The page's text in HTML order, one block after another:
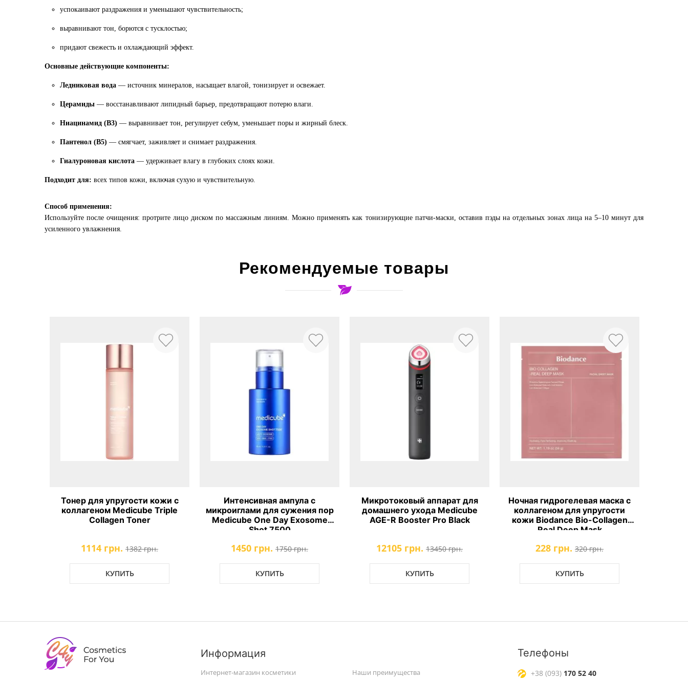
успокаивают раздражения и уменьшают чувствительность;
выравнивают тон, борются с тусклостью;
придают свежесть и охлаждающий эффект.
Основные действующие компоненты:
Ледниковая вода — источник минералов, насыщает влагой, тонизирует и освежает.
Церамиды — восстанавливают липидный барьер, предотвращают потерю влаги.
Ниацинамид (B3) — выравнивает тон, регулирует себум, уменьшает поры и жирный блеск.
Пантенол (B5) — смягчает, заживляет и снимает раздражения.
Гиалуроновая кислота — удерживает влагу в глубоких слоях кожи.
Подходит для: всех типов кожи, включая сухую и чувствительную.
Способ применения:
Используйте после очищения: протрите лицо диском по массажным линиям. Можно применять как тонизирующие патчи-маски, оставив пэды на отдельных зонах лица на 5–10 минут для
усиленного увлажнения.
Рекомендуемые товары
Тонер для упругости кожи с
коллагеном Medicube Triple
Collagen Toner
1114 грн. 1382 грн.
КУПИТЬ
Интенсивная ампула с
микроиглами для сужения пор
Medicube One Day Exosome
Shot 7500
1450 грн. 1750 грн.
КУПИТЬ
Микротоковый аппарат для
домашнего ухода Medicube
AGE-R Booster Pro Black
12105 грн. 13450 грн.
КУПИТЬ
Ночная гидрогелевая маска с
коллагеном для упругости
кожи Biodance Bio-Collagen
Real Deep Mask
228 грн. 320 грн.
КУПИТЬ
Информация
Интернет-магазин косметики Наши преимущества
Телефоны
+38 (093) 170 52 40